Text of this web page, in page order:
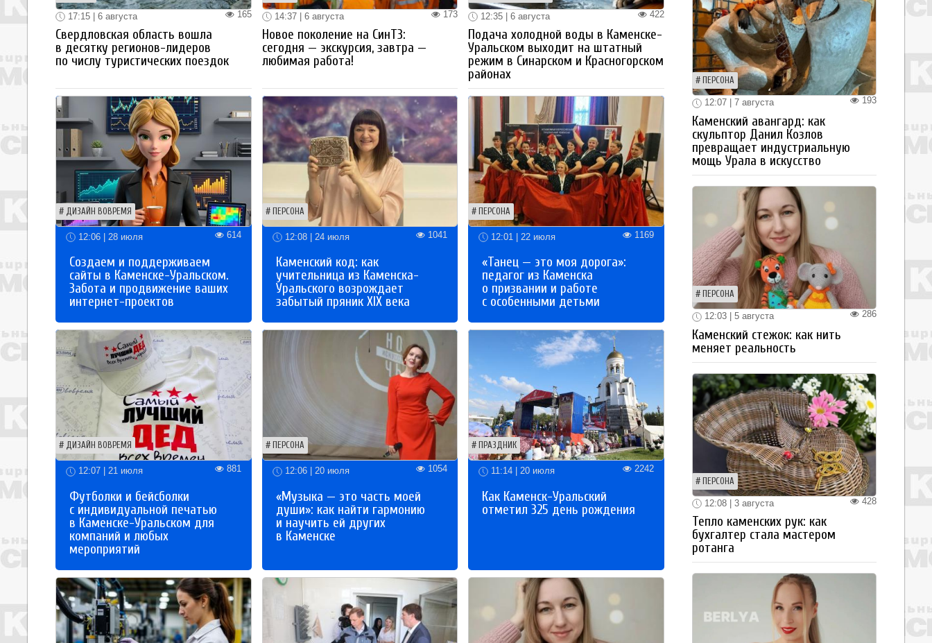
165
17:15 | 6 августа
Свердловская область вошла
в десятку регионов-лидеров
по числу туристических поездок
173
14:37 | 6 августа
Новое поколение на СинТЗ:
сегодня — экскурсия, завтра —
любимая работа!
422
12:35 | 6 августа
Подача холодной воды в Каменске-
Уральском выходит на штатный
режим в Синарском и Красногорском
районах
ДИЗАЙН ВОВРЕМЯ
12:06 | 28 июля 614
Создаем и поддерживаем
сайты в Каменске-Уральском.
Забота и продвижение ваших
интернет-проектов
ПЕРСОНА
12:08 | 24 июля 1041
Каменский код: как
учительница из Каменска-
Уральского возрождает
забытый пряник XIX века
ПЕРСОНА
12:01 | 22 июля 1169
«Танец — это моя дорога»:
педагог из Каменска
о призвании и работе
с особенными детьми
ДИЗАЙН ВОВРЕМЯ
12:07 | 21 июля 881
Футболки и бейсболки
с индивидуальной печатью
в Каменске-Уральском для
компаний и любых
мероприятий
ПЕРСОНА
12:06 | 20 июля 1054
«Музыка — это часть моей
души»: как найти гармонию
и научить ей других
в Каменске
ПРАЗДНИК
11:14 | 20 июля 2242
Как Каменск-Уральский
отметил 325 день рождения
ПЕРСОНА
193
12:07 | 7 августа
Каменский авангард: как
скульптор Данил Козлов
превращает индустриальную
мощь Урала в искусство
ПЕРСОНА
286
12:03 | 5 августа
Каменский стежок: как нить
меняет реальность
ПЕРСОНА
428
12:08 | 3 августа
Тепло каменских рук: как
бухгалтер стала мастером
ротанга